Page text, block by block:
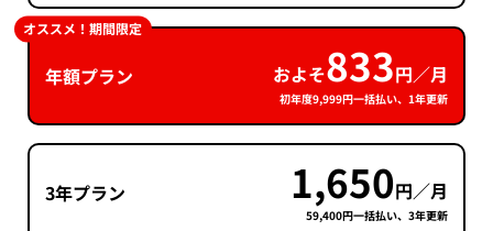
年額プラン およそ833円／月
初年度9,999円一括払い、1年更新
オススメ！期間限定
3年プラン 1,650円／月
59,400円一括払い、3年更新